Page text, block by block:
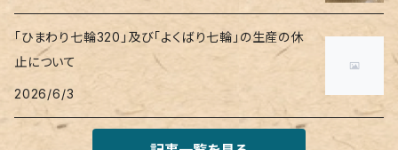
「ひまわり七輪320」及び「よくばり七輪」の生産の休
止について
2026/6/3